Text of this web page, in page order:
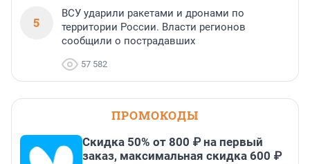
5
ВСУ ударили ракетами и дронами по
территории России. Власти регионов
сообщили о пострадавших
57 582
ПРОМОКОДЫ
Скидка 50% от 800 ₽ на первый
заказ, максимальная скидка 600 ₽